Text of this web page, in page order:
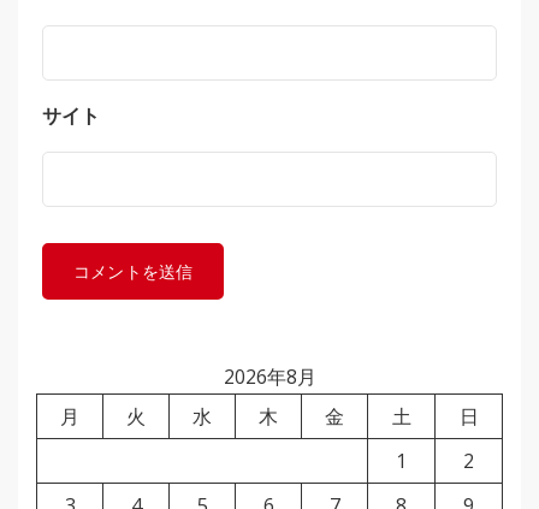
サイト
2026年8月
月
火 水 木 金 土
日
1
2